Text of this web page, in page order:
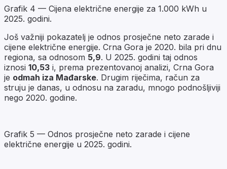
Grafik 4 — Cijena električne energije za 1.000 kWh u
2025. godini.
Još važniji pokazatelj je odnos prosječne neto zarade i
cijene električne energije. Crna Gora je 2020. bila pri dnu
regiona, sa odnosom 5,9. U 2025. godini taj odnos
iznosi 10,53 i, prema prezentovanoj analizi, Crna Gora
je odmah iza Mađarske. Drugim riječima, račun za
struju je danas, u odnosu na zaradu, mnogo podnošljiviji
nego 2020. godine.
Grafik 5 — Odnos prosječne neto zarade i cijene
električne energije u 2025. godini.